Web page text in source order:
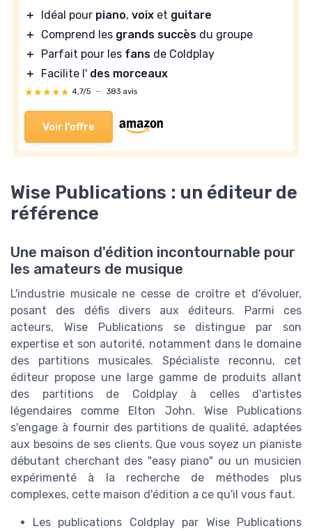
＋ Idéal pour piano, voix et guitare
＋
Comprend les grands succès du groupe
＋
Parfait pour les fans de Coldplay
＋
Facilite l' des morceaux
★★★★★
★★★★★ 4,7/5 — 383 avis
Voir l'offre
Wise Publications : un éditeur de
référence
Une maison d'édition incontournable pour
les amateurs de musique
L'industrie musicale ne cesse de croître et d'évoluer,
posant des défis divers aux éditeurs. Parmi ces
acteurs, Wise Publications se distingue par son
expertise et son autorité, notamment dans le domaine
des partitions musicales. Spécialiste reconnu, cet
éditeur propose une large gamme de produits allant
des partitions de Coldplay à celles d'artistes
légendaires comme Elton John. Wise Publications
s'engage à fournir des partitions de qualité, adaptées
aux besoins de ses clients. Que vous soyez un pianiste
débutant cherchant des "easy piano" ou un musicien
expérimenté à la recherche de méthodes plus
complexes, cette maison d'édition a ce qu'il vous faut.
Les publications Coldplay par Wise Publications